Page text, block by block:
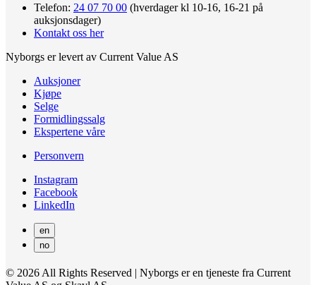
Telefon: 24 07 70 00 (hverdager kl 10-16, 16-21 på
auksjonsdager)
Kontakt oss her
Nyborgs er levert av Current Value AS
Auksjoner
Kjøpe
Selge
Formidlingssalg
Ekspertene våre
Personvern
Instagram
Facebook
LinkedIn
en
no
© 2026 All Rights Reserved | Nyborgs er en tjeneste fra Current